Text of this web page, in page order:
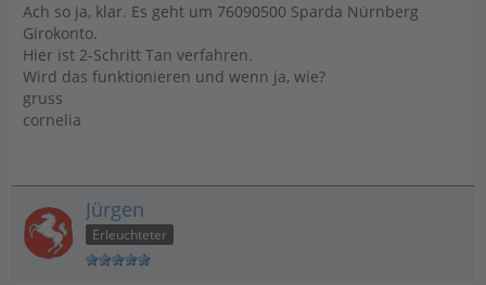
Ach so ja, klar. Es geht um 76090500 Sparda Nürnberg
Girokonto.
Hier ist 2-Schritt Tan verfahren.
Wird das funktionieren und wenn ja, wie?
gruss
cornelia
Jürgen
Erleuchteter